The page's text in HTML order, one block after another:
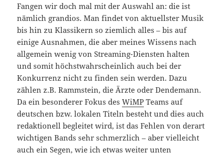
Fangen wir doch mal mit der Auswahl an: die ist
nämlich grandios. Man findet von aktuellster Musik
bis hin zu Klassikern so ziemlich alles – bis auf
einige Ausnahmen, die aber meines Wissens nach
allgemein wenig von Streaming-Diensten halten
und somit höchstwahrscheinlich auch bei der
Konkurrenz nicht zu finden sein werden. Dazu
zählen z.B. Rammstein, die Ärzte oder Dendemann.
Da ein besonderer Fokus desWiMP Teams auf
deutschen bzw. lokalen Titeln besteht und dies auch
redaktionell begleitet wird, ist das Fehlen von derart
wichtigen Bands sehr schmerzlich – aber vielleicht
auch ein Segen, wie ich etwas weiter unten